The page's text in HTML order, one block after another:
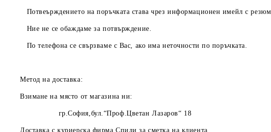
Потвеърждението на поръчката става чрез информационен имейл с
Ние не се обаждаме за потвърждение.
По телефона се свързваме с Вас, ако има неточности по поръчката.
Метод на доставка:
Взимане на място от магазина ни:
гр.София,бул.“Проф.Цветан Лазаров“ 18
Доставка с куриерска фирма Спиди за сметка на клиента